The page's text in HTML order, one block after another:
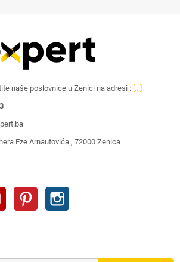
naše poslovnice u Zenici na adresi : [...]
Eze Arnautovića , 72000 Zenica
YouTube Pinterest